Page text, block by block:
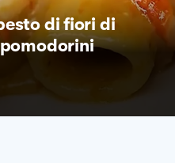
di fiori di